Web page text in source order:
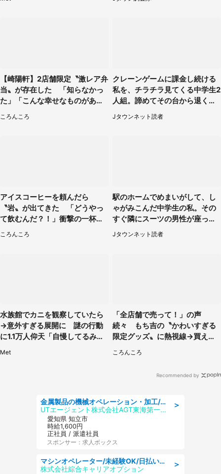
6】
【崎陽軒】2店舗限定〝激レア弁
当〟が存在した 「知らなかっ
た」「こんな幸せなものがあっ
ころんころ
クレーンゲームに課金し続ける
私を、チラチラ見てくる中学生2
人組。諦めてその台から退く
と、後ろから声が（東京都・40
代女性）
Jタウンネット読者
アイスコーヒーを頼んだら
〝岩〟が出てきた 「どうやっ
て飲むんだ？！」衝撃の一杯が
ころんころ
駅のホームでめまいがして、し
ゃがみこんだ中学生の私。その
すぐ隣にスーツの男性が座って
きて（千葉県・20代女性）
Jタウンネット読者
水族館でカニを観察していたら
→意外すぎる展開に 謎の行動
に1.1万人仰天「自慢してるみた
Met
「全店舗で売って！」の声
続々 もち吉の〝かわいすぎる
限定グッズ〟に熱視線→買える
ころんころ
Recommended by
＞
金属製品の機械オペレーション・加工/寮完備/日払い/工場・製造
UTエージェント株式会社AGT東海第一CU
愛知県 知立市
時給1,600円
正社員 / 派遣社員
スポンサー：求人ボックス
＞
マシンオペレーター/未経験OK/日払いOK/寮完備/交替制/20・30・40代活躍中
株式会社綜合キャリアオプション